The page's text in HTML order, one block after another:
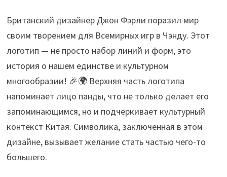
Британский дизайнер Джон Фэрли поразил мир
своим творением для Всемирных игр в Чэнду. Этот
логотип — не просто набор линий и форм, это
история о нашем единстве и культурном
многообразии! 🎉🌍 Верхняя часть логотипа
напоминает лицо панды, что не только делает его
запоминающимся, но и подчеркивает культурный
контекст Китая. Символика, заключенная в этом
дизайне, вызывает желание стать частью чего-то
большего.